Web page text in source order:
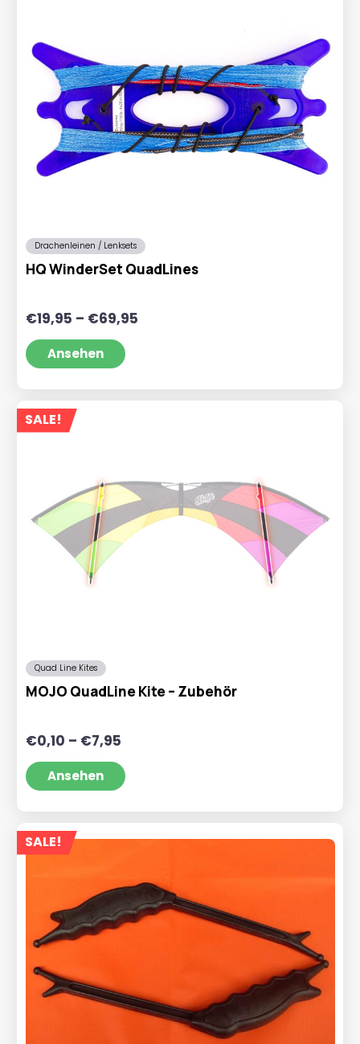
Drachenleinen / Lenksets
HQ WinderSet QuadLines
€19,95 – €69,95Preisspanne:
Ansehen
SALE!
Quad Line Kites
MOJO QuadLine Kite – Zubehör
€0,10 – €7,95Preisspanne:
bis
€7,95
Ansehen
SALE!